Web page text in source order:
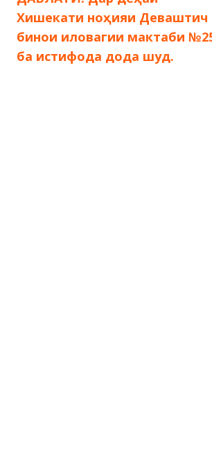
по
записям
Хишекати ноҳияи Деваштич
бинои иловагии мактаби
ба истифода дода шуд.